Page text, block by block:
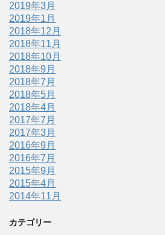
2019年3月
2019年1月
2018年12月
2018年11月
2018年10月
2018年9月
2018年7月
2018年5月
2018年4月
2017年7月
2017年3月
2016年9月
2016年7月
2015年9月
2015年4月
2014年11月
カテゴリー